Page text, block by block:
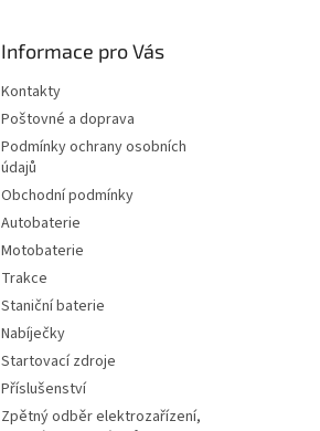
Informace pro Vás
Kontakty
Poštovné a doprava
Podmínky ochrany osobních
údajů
Obchodní podmínky
Autobaterie
Motobaterie
Trakce
Staniční baterie
Nabíječky
Startovací zdroje
Příslušenství
Zpětný odběr elektrozařízení,